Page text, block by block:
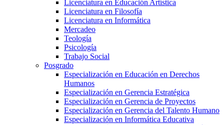
Licenciatura en Educación Artística
Licenciatura en Filosofía
Licenciatura en Informática
Mercadeo
Teología
Psicología
Trabajo Social
Posgrado
Especialización en Educación en Derechos
Humanos
Especialización en Gerencia Estratégica
Especialización en Gerencia de Proyectos
Especialización en Gerencia del Talento Humano
Especialización en Informática Educativa